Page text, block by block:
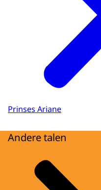
Prinses Ariane
Andere talen